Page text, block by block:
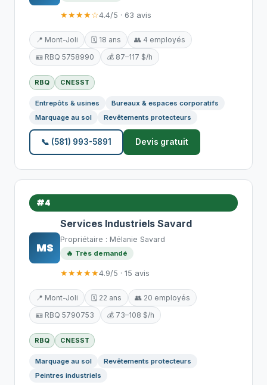
★★★★☆4.4/5 · 63 avis
📍 Mont-Joli 🗓️ 18 ans
👥 4 employés
🪪 RBQ 5758990
💰 87–117 $/h
RBQ CNESST
Entrepôts & usines
Bureaux & espaces corporatifs
Marquage au sol
Revêtements protecteurs
📞 (581) 993-5891 Devis gratuit
#4
MS
Services Industriels Savard
Propriétaire : Mélanie Savard
🔥 Très demandé
★★★★★4.9/5 · 15 avis
📍 Mont-Joli 🗓️ 22 ans
👥 20 employés
🪪 RBQ 5790753
💰 73–108 $/h
RBQ CNESST
Marquage au sol
Revêtements protecteurs
Peintres industriels